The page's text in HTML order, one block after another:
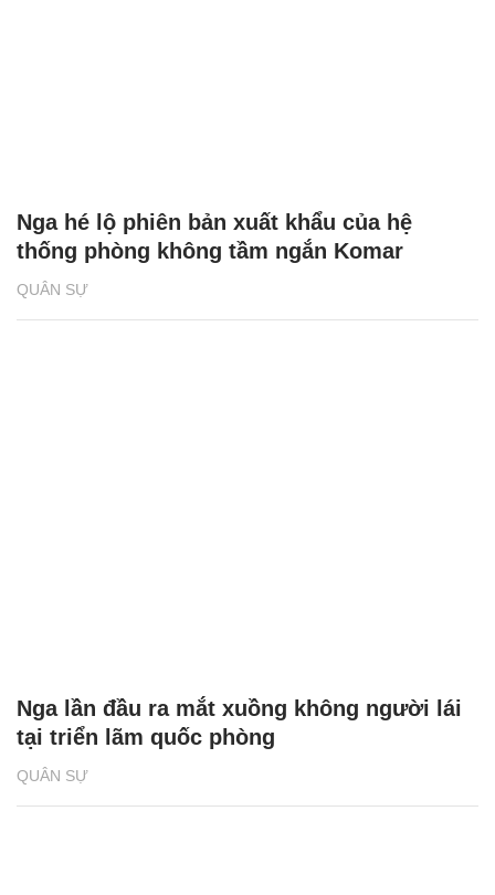
QUÂN SỰ
Nga hé lộ phiên bản xuất khẩu của hệ
thống phòng không tầm ngắn Komar
QUÂN SỰ
Nga lần đầu ra mắt xuồng không người lái
tại triển lãm quốc phòng